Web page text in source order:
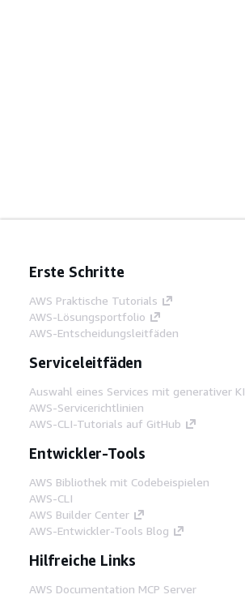
Erste Schritte
AWS Praktische Tutorials
AWS-Lösungsportfolio
AWS-Entscheidungsleitfäden
Serviceleitfäden
Auswahl eines Services mit generativer KI
AWS-Servicerichtlinien
AWS-CLI-Tutorials auf GitHub
Entwickler-Tools
AWS Bibliothek mit Codebeispielen
AWS-CLI
AWS Builder Center
AWS-Entwickler-Tools Blog
Hilfreiche Links
AWS Documentation MCP Server